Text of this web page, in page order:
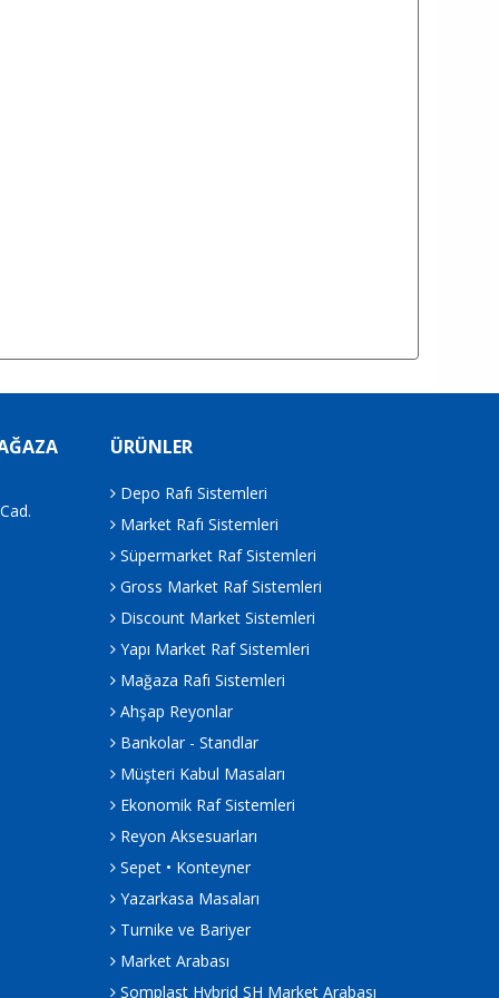
ÜRÜNLER
Depo Rafı Sistemleri
Market Rafı Sistemleri
Süpermarket Raf Sistemleri
Gross Market Raf Sistemleri
Discount Market Sistemleri
Yapı Market Raf Sistemleri
Mağaza Rafı Sistemleri
Ahşap Reyonlar
Bankolar - Standlar
Müşteri Kabul Masaları
Ekonomik Raf Sistemleri
Reyon Aksesuarları
Sepet • Konteyner
Yazarkasa Masaları
Turnike ve Bariyer
Market Arabası
Somplast Hybrid SH Market Arabası